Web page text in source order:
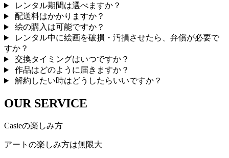
レンタル期間は選べますか？
配送料はかかりますか？
絵の購入は可能ですか？
レンタル中に絵画を破損・汚損させたら、弁償が必要で
すか？
交換タイミングはいつですか？
作品はどのように届きますか？
解約したい時はどうしたらいいですか？
OUR SERVICE
Casieの楽しみ方
アートの楽しみ方は無限大